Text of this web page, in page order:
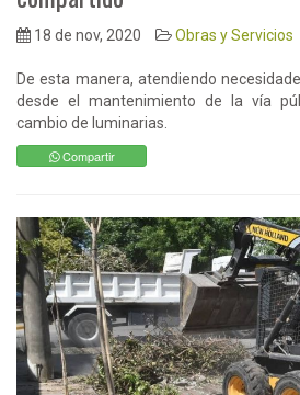
18 de nov, 2020 Obras y Servicios
De esta manera, atendiendo
desde el mantenimiento de la vía
cambio de luminarias.
Compartir